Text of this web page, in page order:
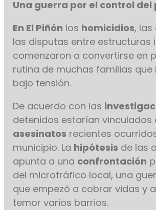
Una guerra por el control del
En El Piñón los homicidios, las
las disputas entre estructuras
comenzaron a convertirse en
rutina de muchas familias que
bajo tensión.
De acuerdo con las
detenidos estarían vinculados
asesinatos recientes
municipio. La hipótesis de las
apunta a una confrontación
del microtráfico local, una
que empezó a cobrar vidas y
temor varios barrios.